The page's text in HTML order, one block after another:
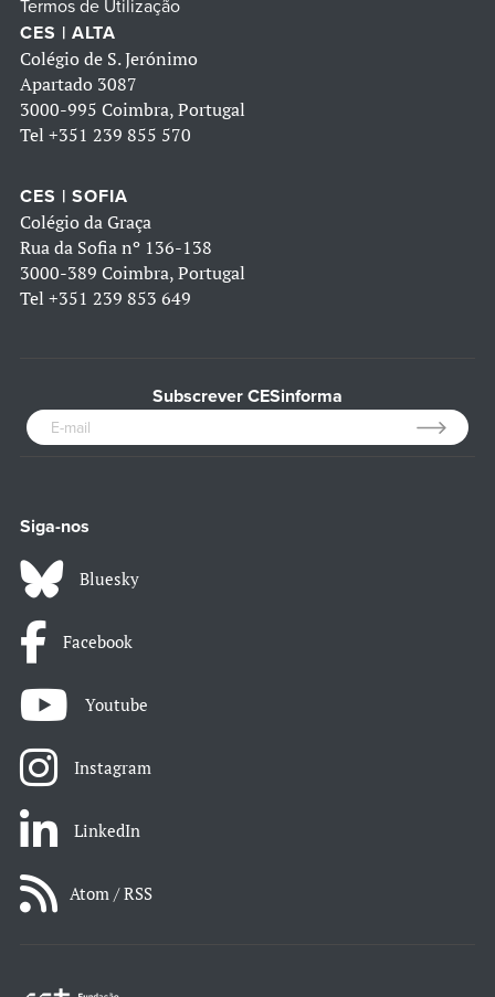
Termos de Utilização
CES | ALTA
Colégio de S. Jerónimo
Apartado 3087
3000-995 Coimbra, Portugal
Tel +351 239 855 570
CES | SOFIA
Colégio da Graça
Rua da Sofia nº 136-138
3000-389 Coimbra, Portugal
Tel +351 239 853 649
Subscrever CESinforma
Siga-nos
Bluesky
Facebook
Youtube
Instagram
LinkedIn
Atom / RSS